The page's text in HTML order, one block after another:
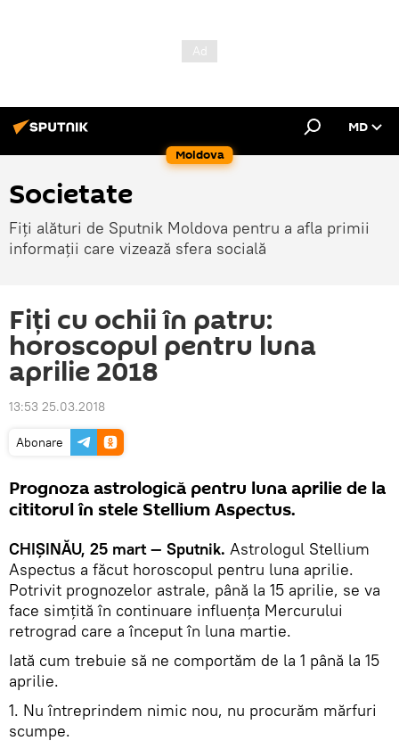
Moldova
MD
Societate
Fiți alături de Sputnik Moldova pentru a afla primii
informații care vizează sfera socială
Fiți cu ochii în patru:
horoscopul pentru luna
aprilie 2018
13:53 25.03.2018
Abonare
Prognoza astrologică pentru luna aprilie de la
cititorul în stele Stellium Aspectus.
CHIȘINĂU, 25 mart — Sputnik. Astrologul Stellium
Aspectus a făcut horoscopul pentru luna aprilie.
Potrivit prognozelor astrale, până la 15 aprilie, se va
face simțită în continuare influența Mercurului
retrograd care a început în luna martie.
Iată cum trebuie să ne comportăm de la 1 până la 15
aprilie.
1. Nu întreprindem nimic nou, nu procurăm mărfuri
scumpe.